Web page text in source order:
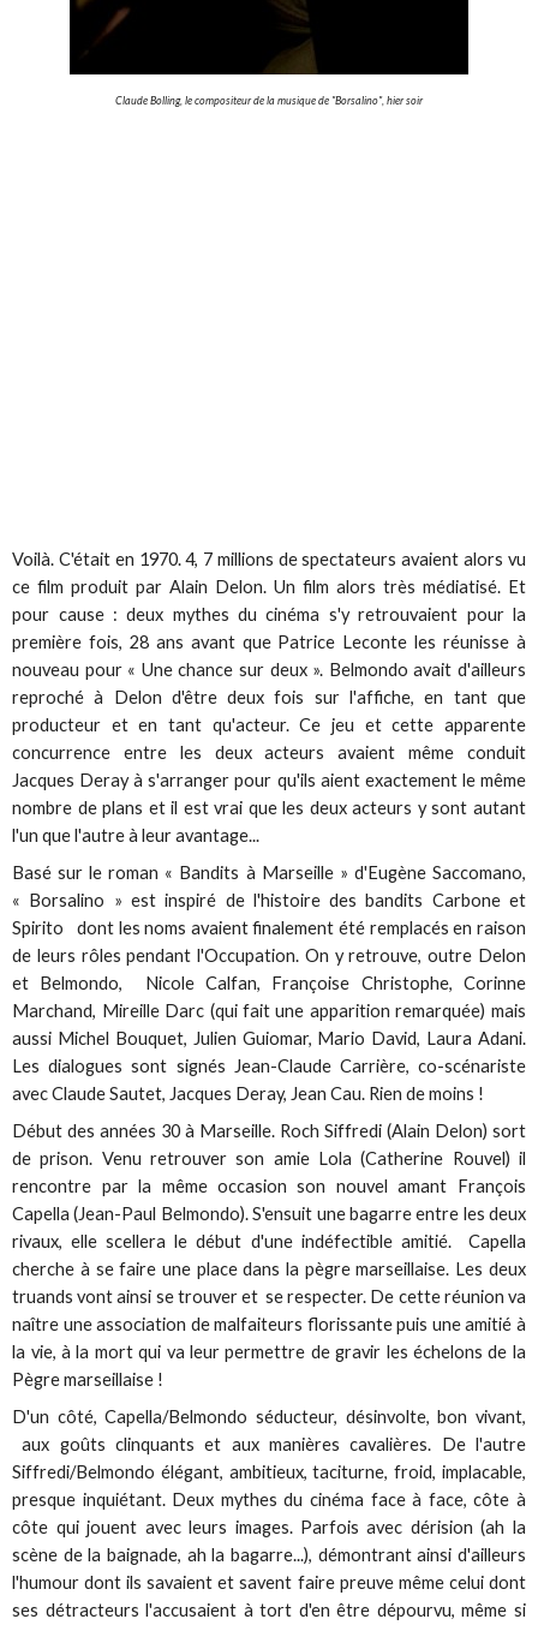
Claude Bolling, le compositeur de la musique de "Borsalino", hier soir
Voilà. C'était en 1970. 4, 7 millions de spectateurs avaient alors vu
ce film produit par Alain Delon. Un film alors très médiatisé. Et
pour cause : deux mythes du cinéma s'y retrouvaient pour la
première fois, 28 ans avant que Patrice Leconte les réunisse à
nouveau pour « Une chance sur deux ». Belmondo avait d'ailleurs
reproché à Delon d'être deux fois sur l'affiche, en tant que
producteur et en tant qu'acteur. Ce jeu et cette apparente
concurrence entre les deux acteurs avaient même conduit
Jacques Deray à s'arranger pour qu'ils aient exactement le même
nombre de plans et il est vrai que les deux acteurs y sont autant
l'un que l'autre à leur avantage...
Basé sur le roman « Bandits à Marseille » d'Eugène Saccomano,
« Borsalino » est inspiré de l'histoire des bandits Carbone et
Spirito dont les noms avaient finalement été remplacés en raison
de leurs rôles pendant l'Occupation. On y retrouve, outre Delon
et Belmondo, Nicole Calfan, Françoise Christophe, Corinne
Marchand, Mireille Darc (qui fait une apparition remarquée) mais
aussi Michel Bouquet, Julien Guiomar, Mario David, Laura Adani.
Les dialogues sont signés Jean-Claude Carrière, co-scénariste
avec Claude Sautet, Jacques Deray, Jean Cau. Rien de moins !
Début des années 30 à Marseille. Roch Siffredi (Alain Delon) sort
de prison. Venu retrouver son amie Lola (Catherine Rouvel) il
rencontre par la même occasion son nouvel amant François
Capella (Jean-Paul Belmondo). S'ensuit une bagarre entre les deux
rivaux, elle scellera le début d'une indéfectible amitié. Capella
cherche à se faire une place dans la pègre marseillaise. Les deux
truands vont ainsi se trouver et se respecter. De cette réunion va
naître une association de malfaiteurs florissante puis une amitié à
la vie, à la mort qui va leur permettre de gravir les échelons de la
Pègre marseillaise !
D'un côté, Capella/Belmondo séducteur, désinvolte, bon vivant,
aux goûts clinquants et aux manières cavalières. De l'autre
Siffredi/Belmondo élégant, ambitieux, taciturne, froid, implacable,
presque inquiétant. Deux mythes du cinéma face à face, côte à
côte qui jouent avec leurs images. Parfois avec dérision (ah la
scène de la baignade, ah la bagarre...), démontrant ainsi d'ailleurs
l'humour dont ils savaient et savent faire preuve même celui dont
ses détracteurs l'accusaient à tort d'en être dépourvu, même si